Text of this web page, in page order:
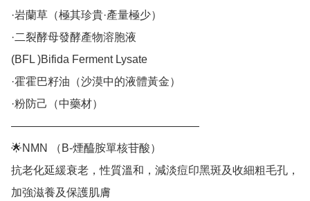
·岩蘭草（極其珍貴·產量極少）
·二裂酵母發酵產物溶胞液
(BFL )Bifida Ferment Lysate
·霍霍巴籽油（沙漠中的液體黃金）
·粉防己（中藥材）
—————————————————
🌟NMN （B-煙醯胺單核苷酸）
抗老化延緩衰老，性質溫和，減淡痘印黑斑及收細粗毛孔，
加強滋養及保護肌膚